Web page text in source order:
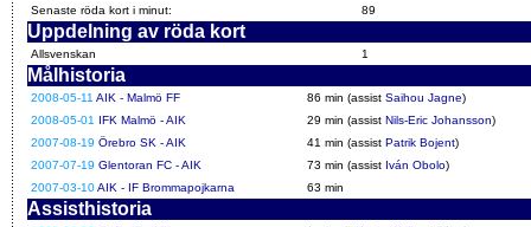
Senaste röda kort i minut:
89
Uppdelning av röda kort
Allsvenskan 1
Målhistoria
2008-05-11 AIK - Malmö FF 86 min (assist Saihou Jagne)
2008-05-01
IFK Malmö - AIK 29 min (assist Nils-Eric Johansson)
2007-08-19 Örebro SK - AIK 41 min (assist Patrik Bojent)
2007-07-19 Glentoran FC - AIK 73 min (assist Iván Obolo)
2007-03-10AIK - IF Brommapojkarna 63 min
Assisthistoria